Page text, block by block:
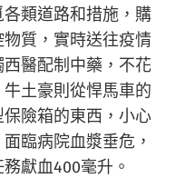
類道路和措施，購
質，實時送往疫情
醫配制中藥，不花
土豪則從悍馬車的
險箱的東西，小心
臨病院血漿垂危，
獻血400毫升。